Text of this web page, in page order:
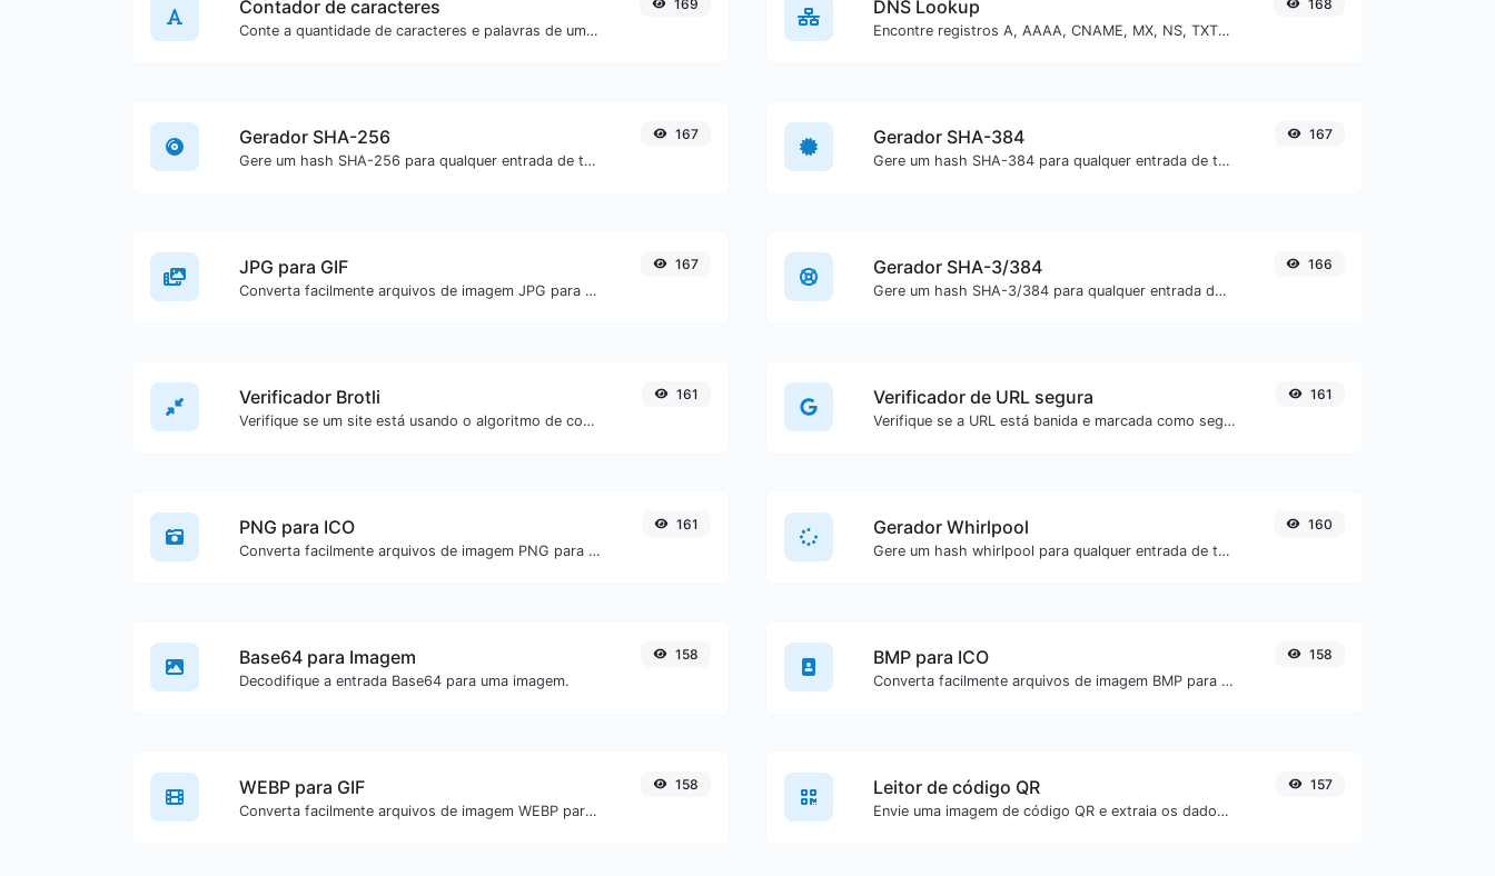
Contador de caracteres
Conte a quantidade de caracteres e palavras de um texto específico.
169 DNS Lookup
Encontre registros A, AAAA, CNAME, MX, NS, TXT, SOA de um host.
168
Gerador SHA-256
Gere um hash SHA-256 para qualquer entrada de texto.
167 Gerador SHA-384
Gere um hash SHA-384 para qualquer entrada de texto.
167
JPG para GIF
Converta facilmente arquivos de imagem JPG para GIF.
167 Gerador SHA-3/384
Gere um hash SHA-3/384 para qualquer entrada de texto.
166
Verificador Brotli
Verifique se um site está usando o algoritmo de compactação Brotli ou não.
161 Verificador de URL segura
Verifique se a URL está banida e marcada como segura/insegura pelo Google.
161
PNG para ICO
Converta facilmente arquivos de imagem PNG para ICO.
161 Gerador Whirlpool
Gere um hash whirlpool para qualquer entrada de texto.
160
Base64 para Imagem
Decodifique a entrada Base64 para uma imagem.
158 BMP para ICO
Converta facilmente arquivos de imagem BMP para ICO.
158
WEBP para GIF
Converta facilmente arquivos de imagem WEBP para GIF.
158 Leitor de código QR
Envie uma imagem de código QR e extraia os dados contidos nela.
157